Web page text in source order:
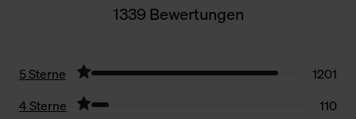
1339 Bewertungen
5 Sterne
1201
4 Sterne
110